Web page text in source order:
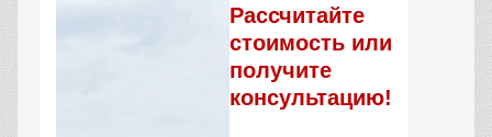
Рассчитайте
стоимость или
получите
консультацию!